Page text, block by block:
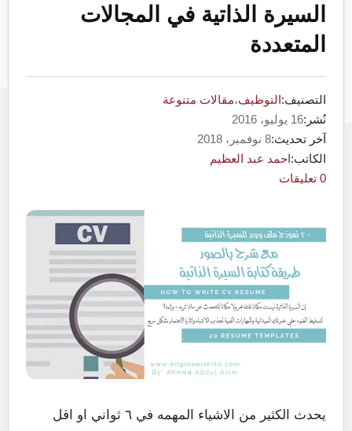
السيرة الذاتية في المجالات
المتعددة
التصنيف:التوظيف،مقالات متنوعة
نُشر:16 يوليو، 2016
آخر تحديث:8 نوفمبر، 2018
الكاتب:احمد عبد العظيم
0 تعليقات
يحدث الكثير من الاشياء المهمه في ٦ ثواني او اقل